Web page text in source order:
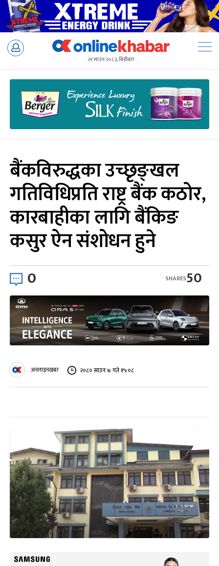
Skip
२१ साउन २०८३, बिहीबार
बैंकविरुद्धका उच्छृङ्खल
गतिविधिप्रति राष्ट्र बैंक कठोर,
कारबाहीका लागि बैंकिङ
कसुर ऐन संशोधन हुने
0 50
SHARES
अनलाइनखबर २०८० साउन ७ गते १५:०८